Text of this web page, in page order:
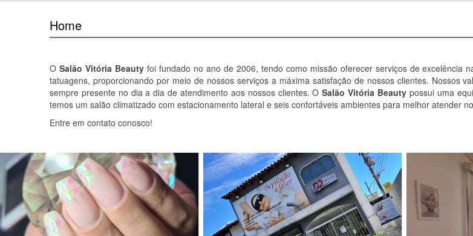
Home
O Salão Vitória Beautyfoi fundado no ano de 2006, tendo como missão oferecer serviços de excelência
tatuagens, proporcionando por meio de nossos serviços a máxima satisfação de nossos clientes. Nossos
sempre presente no dia a dia de atendimento aos nossos clientes. OSalão Vitória Beautypossui uma
temos um salão climatizado com estacionamento lateral e seis confortáveis ambientes para melhor atender
Entre em contato conosco!